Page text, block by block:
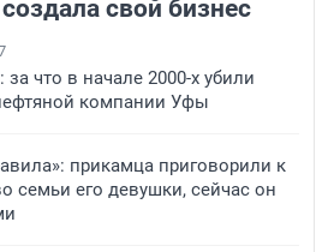
свой бизнес
что в начале 2000-х убили
компании Уфы
прикамца приговорили к
семьи его девушки, сейчас он